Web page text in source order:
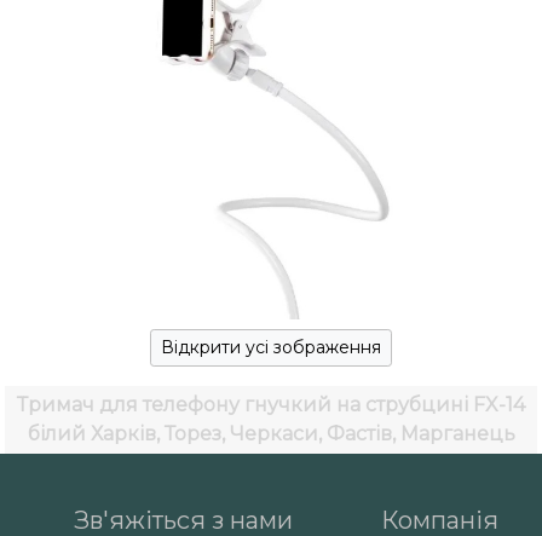
Відкрити усі зображення
Тримач для телефону гнучкий на струбцині FX-14
білий Харків, Торез, Черкаси, Фастів, Марганець
Зв'яжіться з нами Компанія